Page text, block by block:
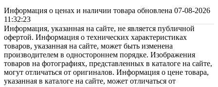
Информация о ценах и наличии товара обновлена 07-08-2026
11:32:23
Информация, указанная на сайте, не является публичной
офертой. Информация о технических характеристиках
товаров, указанная на сайте, может быть изменена
производителем в одностороннем порядке. Изображения
товаров на фотографиях, представленных в каталоге на сайте,
могут отличаться от оригиналов. Информация о цене товара,
указанная в каталоге на сайте, может отличаться от